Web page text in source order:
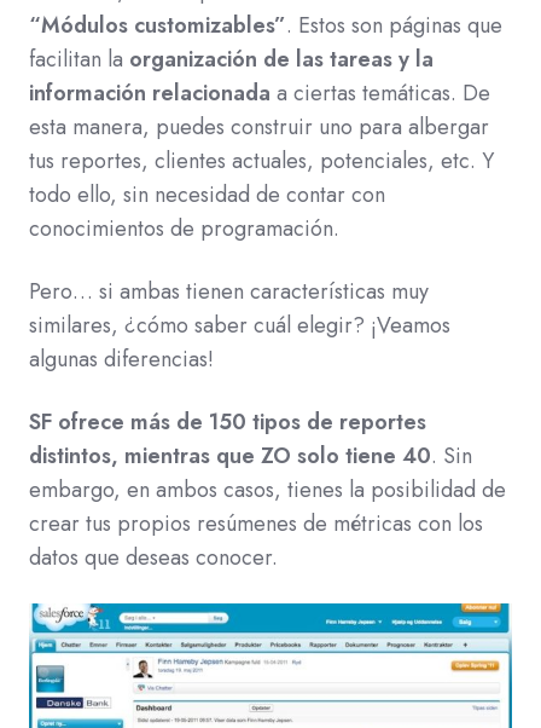
“Módulos customizables”. Estos son páginas que
facilitan la organización de las tareas y la
información relacionada a ciertas temáticas. De
esta manera, puedes construir uno para albergar
tus reportes, clientes actuales, potenciales, etc. Y
todo ello, sin necesidad de contar con
conocimientos de programación.
Pero… si ambas tienen características muy
similares, ¿cómo saber cuál elegir? ¡Veamos
algunas diferencias!
SF ofrece más de 150 tipos de reportes
distintos, mientras que ZO solo tiene 40. Sin
embargo, en ambos casos, tienes la posibilidad de
crear tus propios resúmenes de métricas con los
datos que deseas conocer.